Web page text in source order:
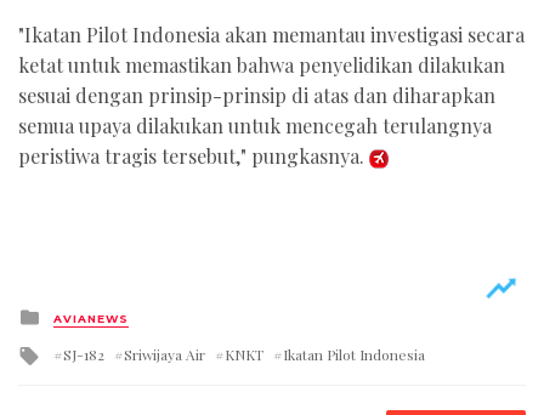
"Ikatan Pilot Indonesia akan memantau investigasi secara
ketat untuk memastikan bahwa penyelidikan dilakukan
sesuai dengan prinsip-prinsip di atas dan diharapkan
semua upaya dilakukan untuk mencegah terulangnya
peristiwa tragis tersebut," pungkasnya.
Posted
in
AVIANEWS
Tagged
SJ-182 Sriwijaya Air KNKT Ikatan Pilot Indonesia